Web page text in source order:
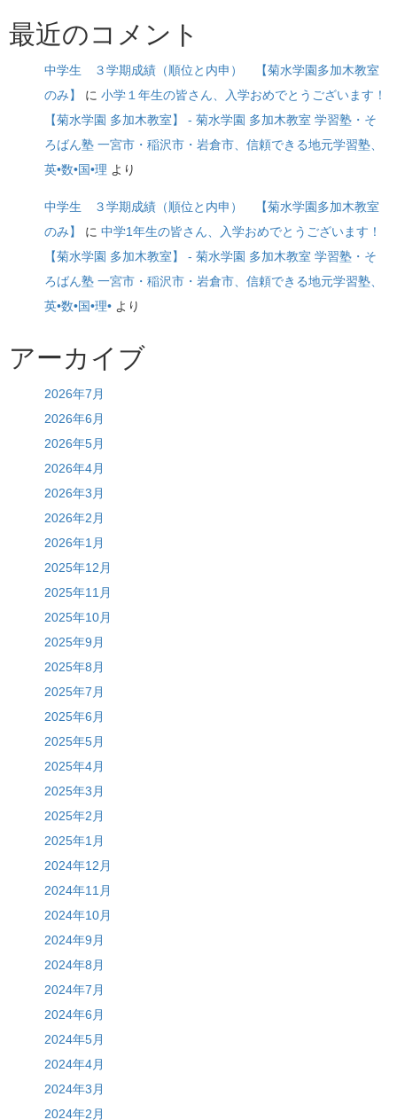
最近のコメント
中学生 ３学期成績（順位と内申） 【菊水学園多加木教室
のみ】
に 小学１年生の皆さん、入学おめでとうございます！
【菊水学園 多加木教室】 - 菊水学園 多加木教室 学習塾・そ
ろばん塾 一宮市・稲沢市・岩倉市、信頼できる地元学習塾、
英•数•国•理 より
中学生 ３学期成績（順位と内申） 【菊水学園多加木教室
のみ】
に 中学1年生の皆さん、入学おめでとうございます！
【菊水学園 多加木教室】 - 菊水学園 多加木教室 学習塾・そ
ろばん塾 一宮市・稲沢市・岩倉市、信頼できる地元学習塾、
英•数•国•理• より
アーカイブ
2026年7月
2026年6月
2026年5月
2026年4月
2026年3月
2026年2月
2026年1月
2025年12月
2025年11月
2025年10月
2025年9月
2025年8月
2025年7月
2025年6月
2025年5月
2025年4月
2025年3月
2025年2月
2025年1月
2024年12月
2024年11月
2024年10月
2024年9月
2024年8月
2024年7月
2024年6月
2024年5月
2024年4月
2024年3月
2024年2月